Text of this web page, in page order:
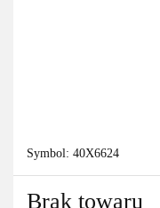
Symbol: 40X6624
Brak towaru